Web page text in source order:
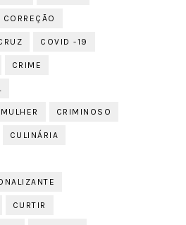
CORREÇÃO
COVID -19
CRIME
CRIMINOSO
CULINÁRIA
CURTIR